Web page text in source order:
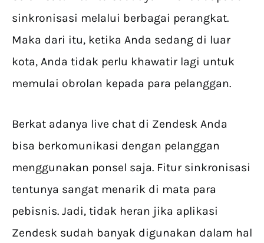
sinkronisasi melalui berbagai perangkat.
Maka dari itu, ketika Anda sedang di luar
kota, Anda tidak perlu khawatir lagi untuk
memulai obrolan kepada para pelanggan.
Berkat adanya live chat di Zendesk Anda
bisa berkomunikasi dengan pelanggan
menggunakan ponsel saja. Fitur sinkronisasi
tentunya sangat menarik di mata para
pebisnis. Jadi, tidak heran jika aplikasi
Zendesk sudah banyak digunakan dalam hal